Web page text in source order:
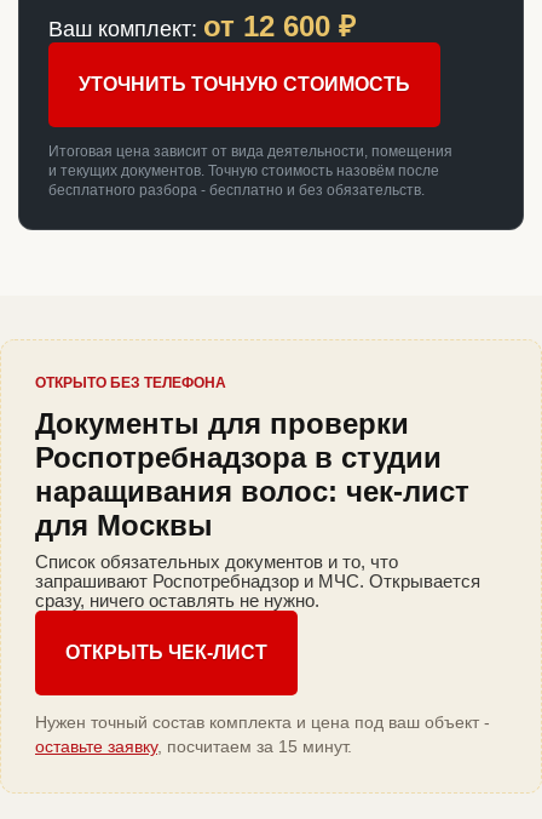
Ваш комплект: от 12 600 ₽
УТОЧНИТЬ ТОЧНУЮ СТОИМОСТЬ
Итоговая цена зависит от вида деятельности, помещения
и текущих документов. Точную стоимость назовём после
бесплатного разбора - бесплатно и без обязательств.
ОТКРЫТО БЕЗ ТЕЛЕФОНА
Документы для проверки
Роспотребнадзора в студии
наращивания волос: чек-лист
для Москвы
Список обязательных документов и то, что
запрашивают Роспотребнадзор и МЧС. Открывается
сразу, ничего оставлять не нужно.
ОТКРЫТЬ ЧЕК-ЛИСТ
Нужен точный состав комплекта и цена под ваш объект -
оставьте заявку, посчитаем за 15 минут.